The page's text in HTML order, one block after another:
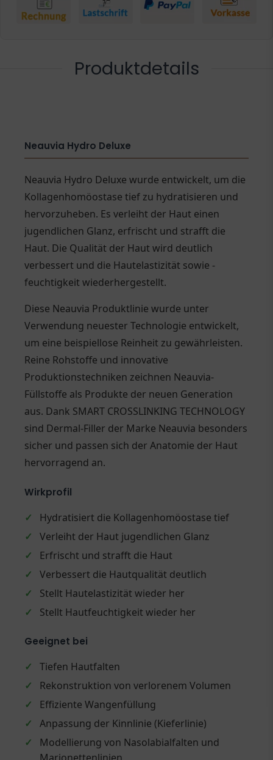
Produktdetails
Neauvia Hydro Deluxe
Neauvia Hydro Deluxe wurde entwickelt, um die
Kollagenhomöostase tief zu hydratisieren und
hervorzuheben. Es verleiht der Haut einen
jugendlichen Glanz, erfrischt und strafft die
Haut. Die Qualität der Haut wird deutlich
verbessert und die Hautelastizität sowie -
feuchtigkeit wiederhergestellt.
Diese Neauvia Produktlinie wurde unter
Verwendung neuester Technologie entwickelt,
um eine beispiellose Reinheit zu gewährleisten.
Reine Rohstoffe und innovative
Produktionstechniken zeichnen Neauvia-
Füllstoffe als Produkte der neuen Generation
aus. Dank SMART CROSSLINKING TECHNOLOGY
sind Dermal-Filler der Marke Neauvia besonders
sicher und passen sich der Anatomie der Haut
hervorragend an.
Wirkprofil
✓
Hydratisiert die Kollagenhomöostase tief
✓
Verleiht der Haut jugendlichen Glanz
✓
Erfrischt und strafft die Haut
✓
Verbessert die Hautqualität deutlich
✓
Stellt Hautelastizität wieder her
✓
Stellt Hautfeuchtigkeit wieder her
Geeignet bei
✓
Tiefen Hautfalten
✓
Rekonstruktion von verlorenem Volumen
✓
Effiziente Wangenfüllung
✓
Anpassung der Kinnlinie (Kieferlinie)
✓
Modellierung von Nasolabialfalten und